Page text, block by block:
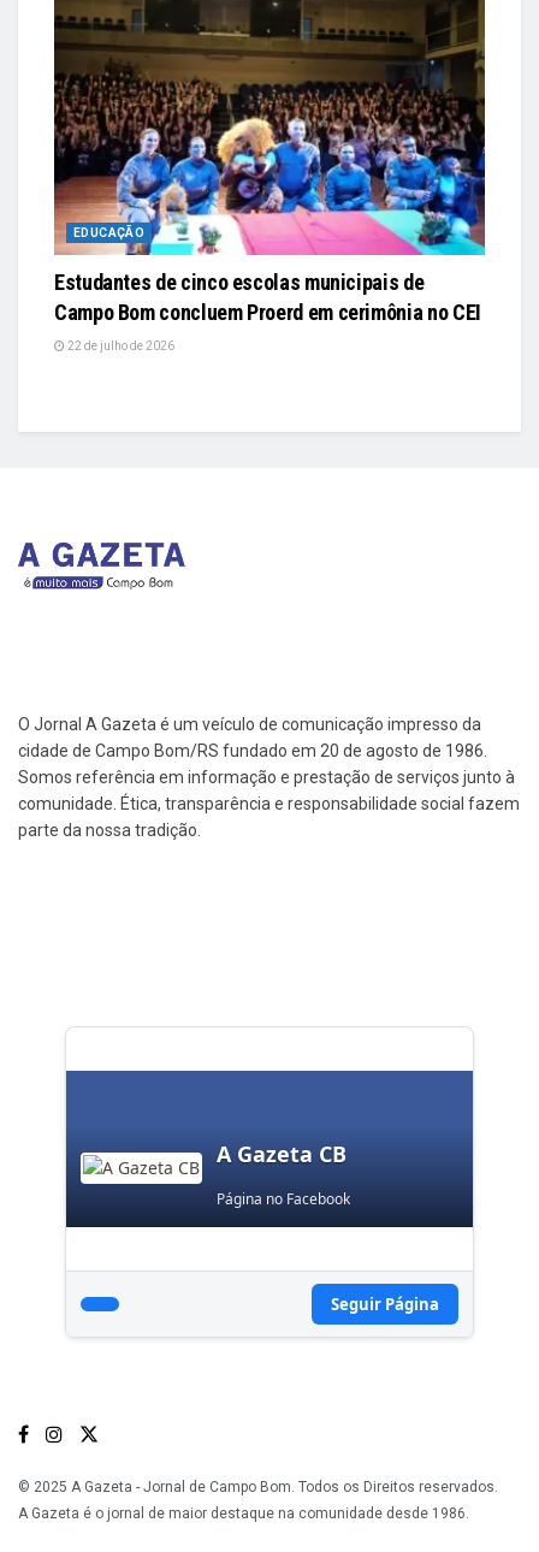
EDUCAÇÃO
Estudantes de cinco escolas municipais de
Campo Bom concluem Proerd em cerimônia no CEI
22 de julho de 2026
O Jornal A Gazeta é um veículo de comunicação impresso da
cidade de Campo Bom/RS fundado em 20 de agosto de 1986.
Somos referência em informação e prestação de serviços junto à
comunidade. Ética, transparência e responsabilidade social fazem
parte da nossa tradição.
A Gazeta CB
Página no Facebook
Seguir Página
© 2025 A Gazeta - Jornal de Campo Bom. Todos os Direitos reservados.
A Gazeta é o jornal de maior destaque na comunidade desde 1986.